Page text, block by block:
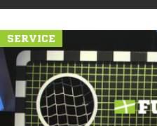
SERVICE